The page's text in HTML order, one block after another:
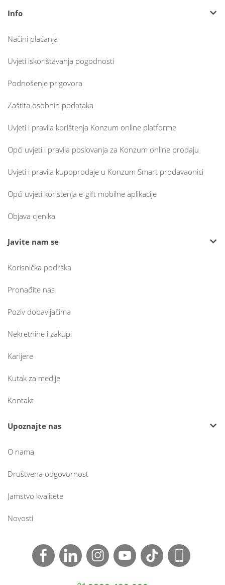
Info
Načini plaćanja
Uvjeti iskorištavanja pogodnosti
Podnošenje prigovora
Zaštita osobnih podataka
Uvjeti i pravila korištenja Konzum online platforme
Opći uvjeti i pravila poslovanja za Konzum online prodaju
Uvjeti i pravila kupoprodaje u Konzum Smart prodavaonici
Opći uvjeti korištenja e-gift mobilne aplikacije
Objava cjenika
Javite nam se
Korisnička podrška
Pronađite nas
Poziv dobavljačima
Nekretnine i zakupi
Karijere
Kutak za medije
Kontakt
Upoznajte nas
O nama
Društvena odgovornost
Jamstvo kvalitete
Novosti